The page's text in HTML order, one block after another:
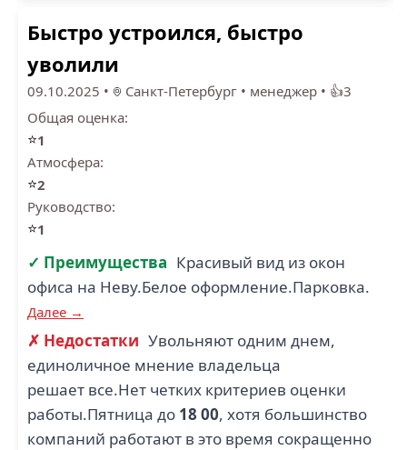
Быстро устроился, быстро
уволили
09.10.2025 • Санкт-Петербург • менеджер • 👍3
Общая оценка:
⭐1
Атмосфера:
⭐2
Руководство:
⭐1
✓ Преимущества Красивый вид из окон
офиса на Неву.Белое оформление.Парковка.
Далее →
✗ Недостатки Увольняют одним днем,
единоличное мнение владельца
решает все.Нет четких критериев оценки
работы.Пятница до 18 00, хотя большинство
компаний работают в это время сокращенно